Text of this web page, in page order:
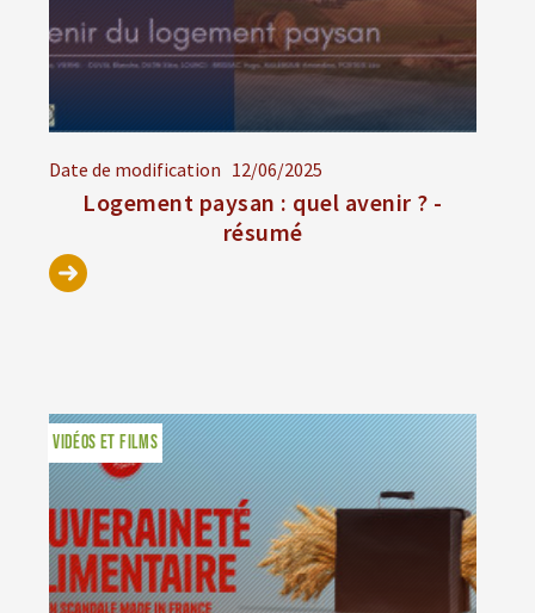
Date de modification 12/06/2025
Logement paysan : quel avenir ? -
résumé
VIDÉOS ET FILMS